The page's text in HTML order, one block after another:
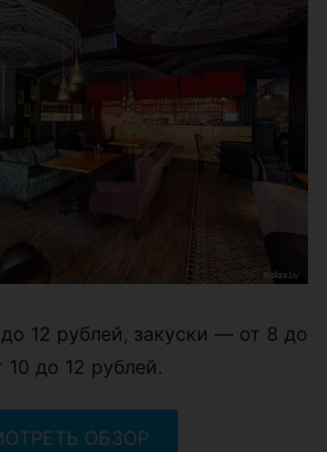
12 рублей, закуски — от 8 до
до 12 рублей.
ОБЗОР